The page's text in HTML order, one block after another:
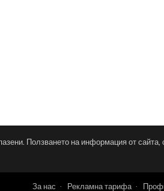
Ползването на информация от сайта,
За нас Рекламна тарифа